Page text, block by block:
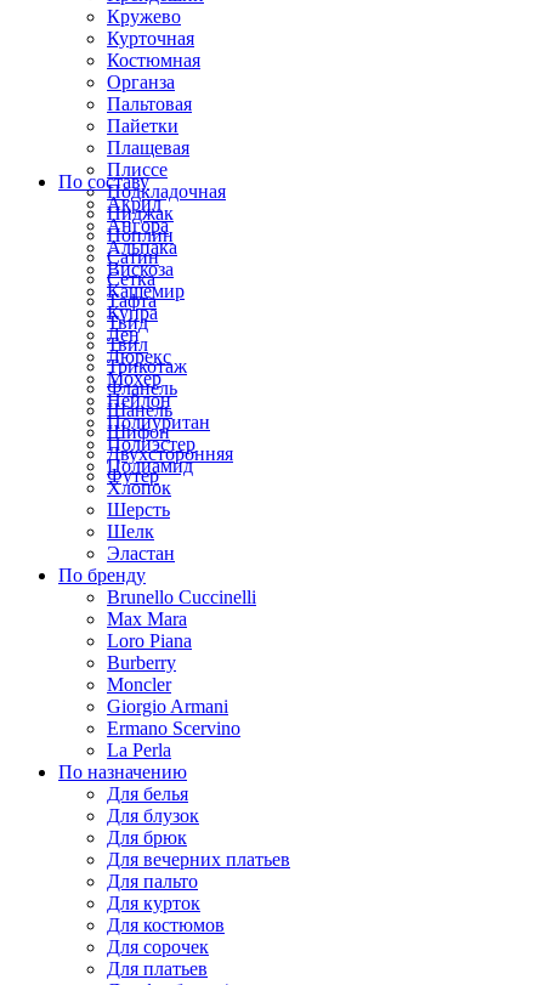
Кружево
Курточная
Костюмная
Органза
Пальтовая
Пайетки
Плащевая
Плиссе
Подкладочная
Пиджак
Поплин
Сатин
Сетка
Тафта
Твид
Твил
Трикотаж
Фланель
Шанель
Шифон
Двухсторонняя
Футер
По составу
Акрил
Ангора
Альпака
Вискоза
Кашемир
Купра
Лен
Люрекс
Мохер
Нейлон
Полиуритан
Полиэстер
Полиамид
Хлопок
Шерсть
Шелк
Эластан
По бренду
Brunello Cuccinelli
Max Mara
Loro Piana
Burberry
Moncler
Giorgio Armani
Ermano Scervino
La Perla
По назначению
Для белья
Для блузок
Для брюк
Для вечерних платьев
Для пальто
Для курток
Для костюмов
Для сорочек
Для платьев